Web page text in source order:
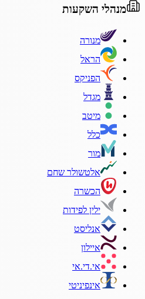
מנהלי השקעות
מנורה
הראל
הפניקס
מגדל
מיטב
כלל
מור
אלטשולר שחם
הכשרה
ילין לפידות
אנליסט
איילון
אי.די.אי
אינפיניטי